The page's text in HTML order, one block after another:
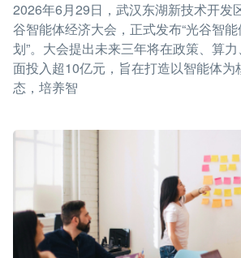
2026年6月29日，武汉东湖新技术开发
谷智能体经济大会，正式发布“光谷智
划”。大会提出未来三年将在政策、算
面投入超10亿元，旨在打造以智能体为
态，培养智